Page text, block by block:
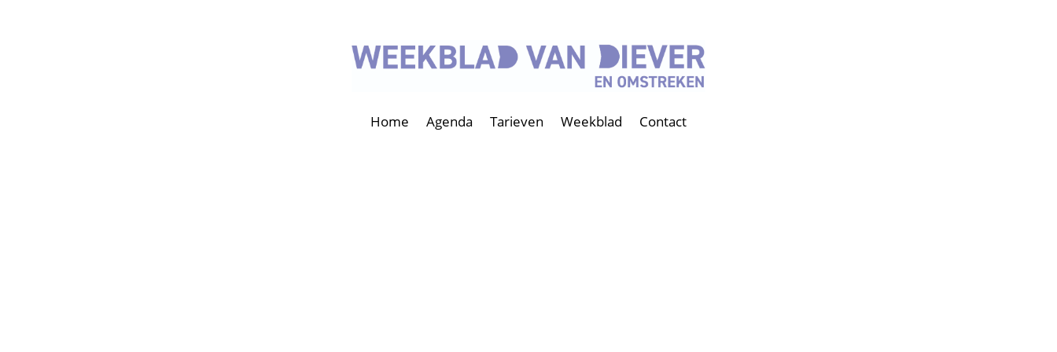
Home Agenda Tarieven Weekblad Contact